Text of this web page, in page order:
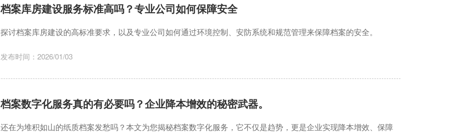
档案库房建设服务标准高吗？专业公司如何保障安全
探讨档案库房建设的高标准要求，以及专业公司如何通过环境控制、安防系统和规范管理来保障档案的安全。
发布时间：2026/01/03
档案数字化服务真的有必要吗？企业降本增效的秘密武器。
还在为堆积如山的纸质档案发愁吗？本文为您揭秘档案数字化服务，它不仅是趋势，更是企业实现降本增效、保障